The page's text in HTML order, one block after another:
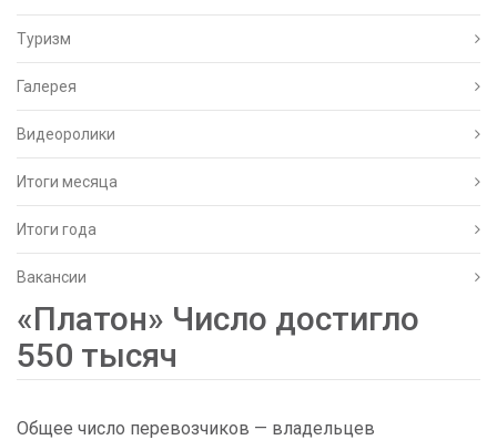
Туризм
Галерея
Видеоролики
Итоги месяца
Итоги года
Вакансии
«Платон» Число достигло
550 тысяч
Общее число перевозчиков — владельцев